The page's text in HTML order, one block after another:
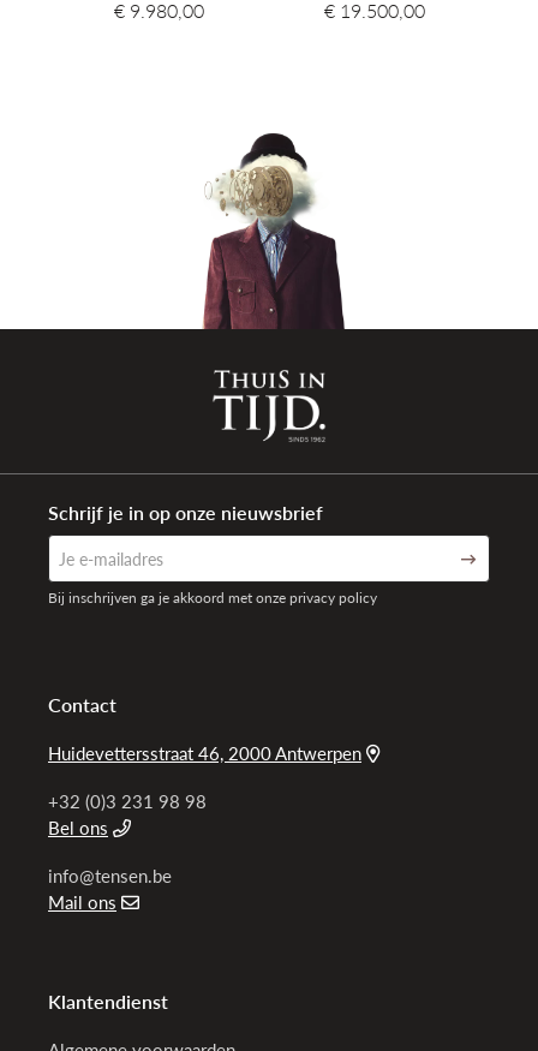
€ 9.980,00 € 19.500,00
Contact
Huidevettersstraat 46, 2000 Antwerpen
+32 (0)3 231 98 98
Bel ons
info@tensen.be
Mail ons
Klantendienst
Schrijf je in op onze nieuwsbrief
Bij inschrijven ga je akkoord met onze privacy policy